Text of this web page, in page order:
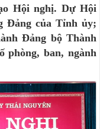
Hội nghị. Dự Hội
Đảng của Tỉnh ủy;
Đảng bộ Thành
phòng, ban, ngành